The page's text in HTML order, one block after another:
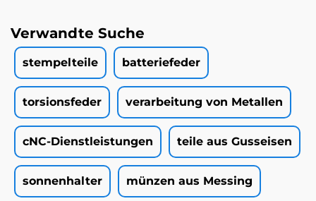
Verwandte Suche
stempelteile batteriefeder
torsionsfeder verarbeitung von Metallen
cNC-Dienstleistungen teile aus Gusseisen
sonnenhalter münzen aus Messing